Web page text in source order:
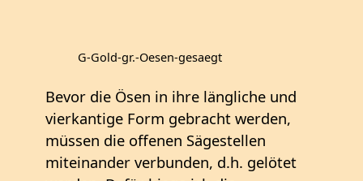
G-Gold-gr.-Oesen-gesaegt
Bevor die Ösen in ihre längliche und
vierkantige Form gebracht werden,
müssen die offenen Sägestellen
miteinander verbunden, d.h. gelötet